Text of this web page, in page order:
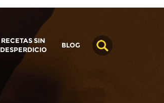
RECETAS SIN
DESPERDICIO
BLOG